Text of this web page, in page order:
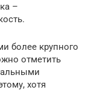
–
более крупного
отметить
хотя